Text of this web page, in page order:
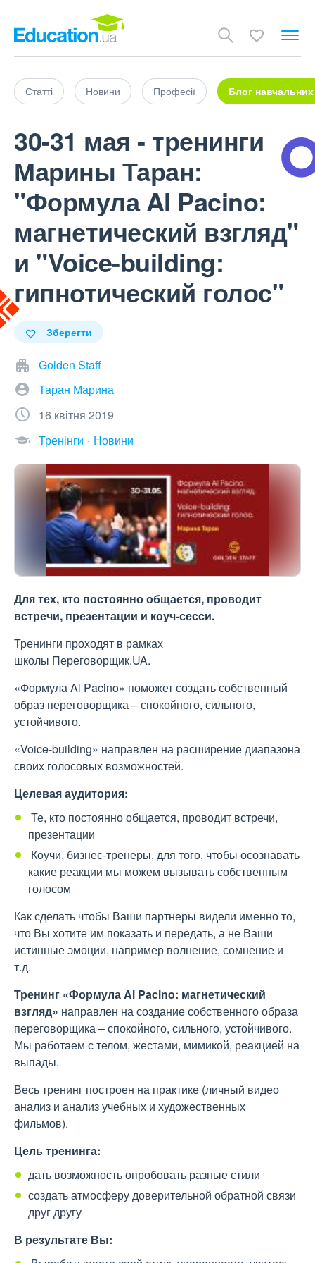
Статті Новини Професії Блог навчальних
30-31 мая - тренинги
Марины Таран:
"Формула Al Pacino:
магнетический взгляд"
и "Voice-building:
гипнотический голос"
Зберегти
Golden Staff
Таран Марина
16 квітня 2019
Тренінги
Новини
Для тех, кто постоянно общается, проводит
встречи, презентации и коуч-сесси.
Тренинги проходят в рамках
школы Переговорщик.UA.
«Формула Al Pacino» поможет создать собственный
образ переговорщика – спокойного, сильного,
устойчивого.
«Voice-building» направлен на расширение диапазона
своих голосовых возможностей.
Целевая аудитория:
Те, кто постоянно общается, проводит встречи,
презентации
Коучи, бизнес-тренеры, для того, чтобы осознавать
какие реакции мы можем вызывать собственным
голосом
Как сделать чтобы Ваши партнеры видели именно то,
что Вы хотите им показать и передать, а не Ваши
истинные эмоции, например волнение, сомнение и
т.д.
Тренинг «Формула Al Pacino: магнетический
взгляд» направлен на создание собственного образа
переговорщика – спокойного, сильного, устойчивого.
Мы работаем с телом, жестами, мимикой, реакцией на
выпады.
Весь тренинг построен на практике (личный видео
анализ и анализ учебных и художественных
фильмов).
Цель тренинга:
дать возможность опробовать разные стили
создать атмосферу доверительной обратной связи
друг другу
В результате Вы: